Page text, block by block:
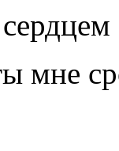
мне